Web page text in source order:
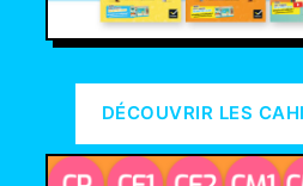
DÉCOUVRIR LES